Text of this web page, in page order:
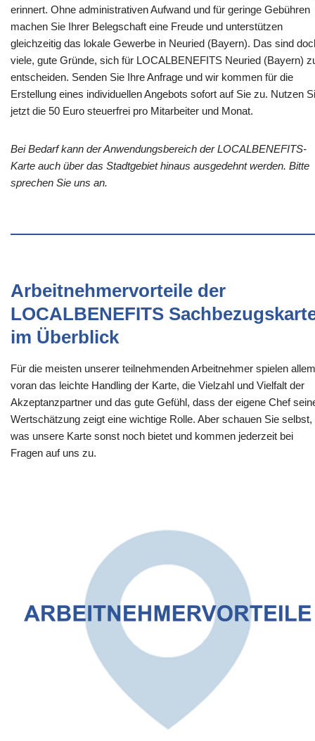
erinnert. Ohne administrativen Aufwand und für geringe Gebühren
machen Sie Ihrer Belegschaft eine Freude und unterstützen
gleichzeitig das lokale Gewerbe in Neuried (Bayern). Das sind
viele, gute Gründe, sich für LOCALBENEFITS Neuried (Bayern)
entscheiden. Senden Sie Ihre Anfrage und wir kommen für die
Erstellung eines individuellen Angebots sofort auf Sie zu. Nutzen
jetzt die 50 Euro steuerfrei pro Mitarbeiter und Monat.
Bei Bedarf kann der Anwendungsbereich der LOCALBENEFITS-
Karte auch über das Stadtgebiet hinaus ausgedehnt werden. Bitte
sprechen Sie uns an.
Arbeitnehmervorteile der
LOCALBENEFITS
im Überblick
Für die meisten unserer teilnehmenden Arbeitnehmer spielen allem
voran das leichte Handling der Karte, die Vielzahl und Vielfalt der
Akzeptanzpartner und das gute Gefühl, dass der eigene Chef
Wertschätzung zeigt eine wichtige Rolle. Aber schauen Sie selbst,
was unsere Karte sonst noch bietet und kommen jederzeit bei
Fragen auf uns zu.